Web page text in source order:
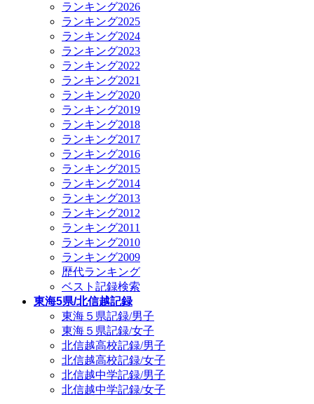
ランキング2026
ランキング2025
ランキング2024
ランキング2023
ランキング2022
ランキング2021
ランキング2020
ランキング2019
ランキング2018
ランキング2017
ランキング2016
ランキング2015
ランキング2014
ランキング2013
ランキング2012
ランキング2011
ランキング2010
ランキング2009
歴代ランキング
ベスト記録検索
東海5県/北信越記録
東海５県記録/男子
東海５県記録/女子
北信越高校記録/男子
北信越高校記録/女子
北信越中学記録/男子
北信越中学記録/女子